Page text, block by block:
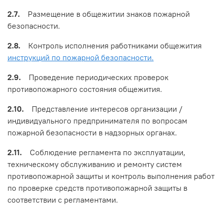
2.7. Размещение в общежитии знаков пожарной
безопасности.
2.8. Контроль исполнения работниками общежития
инструкций по пожарной безопасности.
2.9. Проведение периодических проверок
противопожарного состояния общежития.
2.10. Представление интересов организации /
индивидуального предпринимателя по вопросам
пожарной безопасности в надзорных органах.
2.11. Соблюдение регламента по эксплуатации,
техническому обслуживанию и ремонту систем
противопожарной защиты и контроль выполнения работ
по проверке средств противопожарной защиты в
соответствии с регламентами.